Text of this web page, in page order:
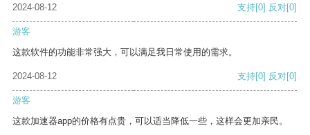
2024-08-12 支持[0] 反对[0]
游客
这款软件的功能非常强大，可以满足我日常使用的需求。
2024-08-12 支持[0] 反对[0]
游客
这款加速器app的价格有点贵，可以适当降低一些，这样会更加亲民。